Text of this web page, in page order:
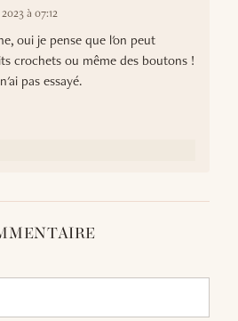
à 07:12
oui je pense que l'on peut
crochets ou même des boutons !
pas essayé.